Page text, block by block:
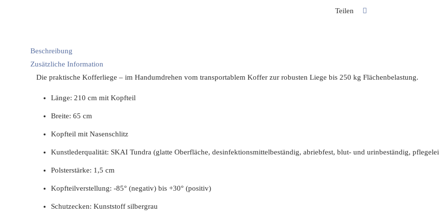
Teilen
Beschreibung
Zusätzliche Information
Die praktische Kofferliege – im Handumdrehen vom transportablem Koffer zur robusten Liege bis 250 kg Flächenbelastung.
Länge: 210 cm mit Kopfteil
Breite: 65 cm
Kopfteil mit Nasenschlitz
Kunstlederqualität: SKAI Tundra (glatte Oberfläche, desinfektionsmittelbeständig, abriebfest, blut- und urinbeständig,
Polsterstärke: 1,5 cm
Kopfteilverstellung: -85° (negativ) bis +30° (positiv)
Schutzecken: Kunststoff silbergrau